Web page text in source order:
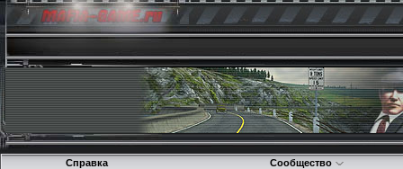
Справка Сообщество